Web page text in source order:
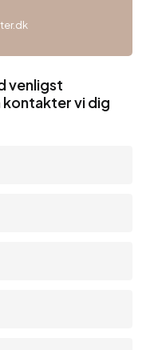
venligst
kontakter vi dig